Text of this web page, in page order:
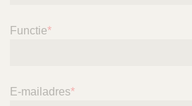
Functie*
E-mailadres*